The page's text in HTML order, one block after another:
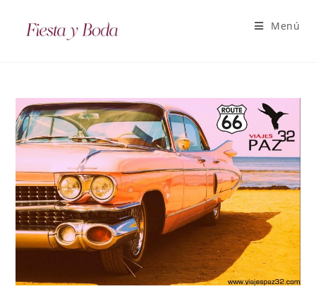
Menú